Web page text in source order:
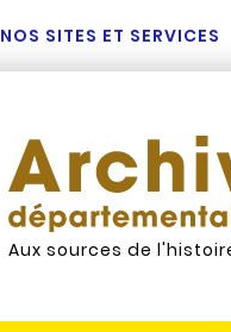
NOS SITES ET SERVICES
Aux sources de